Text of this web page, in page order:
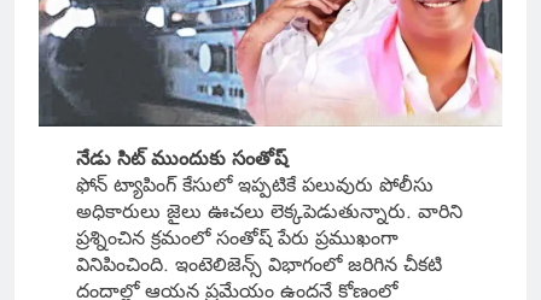
నేడు సిట్ ముందుకు సంతోష్
ఫోన్ ట్యాపింగ్ కేసులో ఇప్పటికే పలువురు పోలీసు
అధికారులు జైలు ఊచలు లెక్కపెడుతున్నారు. వారిని
ప్రశ్నించిన క్రమంలో సంతోష్ పేరు ప్రముఖంగా
వినిపించింది. ఇంటెలిజెన్స్ విభాగంలో జరిగిన చీకటి
దందాల్లో ఆయన ప్రమేయం ఉందనే కోణంలో